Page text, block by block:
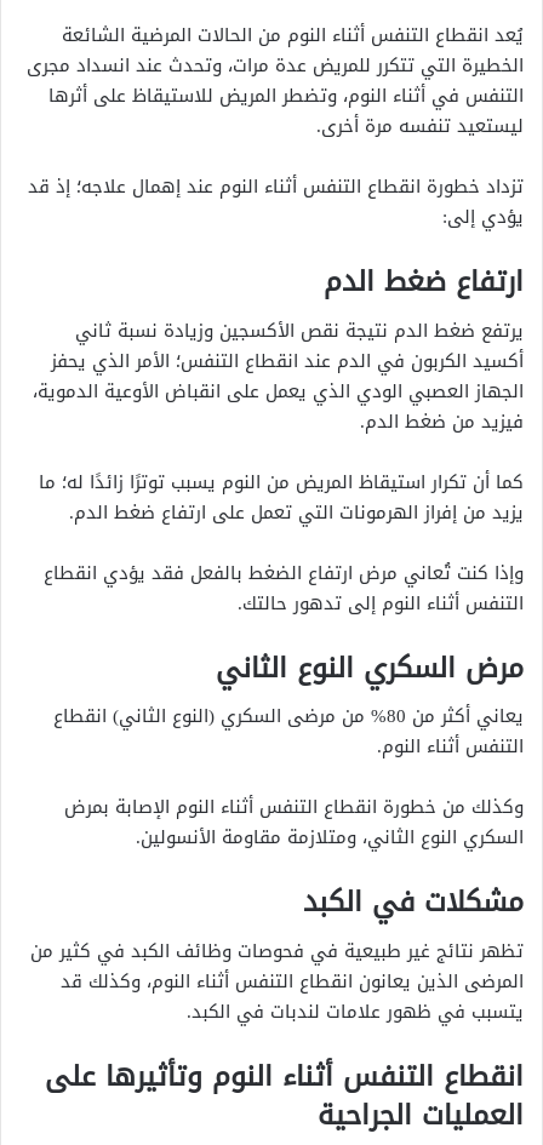
يُعد انقطاع التنفس أثناء النوم من الحالات المرضية الشائعة
الخطيرة التي تتكرر للمريض عدة مرات، وتحدث عند انسداد مجرى
التنفس في أثناء النوم، وتضطر المريض للاستيقاظ على أثرها
ليستعيد تنفسه مرة أخرى.
تزداد خطورة انقطاع التنفس أثناء النوم عند إهمال علاجه؛ إذ قد
يؤدي إلى:
ارتفاع ضغط الدم
يرتفع ضغط الدم نتيجة نقص الأكسجين وزيادة نسبة ثاني
أكسيد الكربون في الدم عند انقطاع التنفس؛ الأمر الذي يحفز
الجهاز العصبي الودي الذي يعمل على انقباض الأوعية الدموية،
فيزيد من ضغط الدم.
كما أن تكرار استيقاظ المريض من النوم يسبب توترًا زائدًا له؛ ما
يزيد من إفراز الهرمونات التي تعمل على ارتفاع ضغط الدم.
وإذا كنت تُعاني مرض ارتفاع الضغط بالفعل فقد يؤدي انقطاع
التنفس أثناء النوم إلى تدهور حالتك.
مرض السكري النوع الثاني
يعاني أكثر من 80% من مرضى السكري (النوع الثاني) انقطاع
التنفس أثناء النوم.
وكذلك من خطورة انقطاع التنفس أثناء النوم الإصابة بمرض
السكري النوع الثاني، ومتلازمة مقاومة الأنسولين.
مشكلات في الكبد
تظهر نتائج غير طبيعية في فحوصات وظائف الكبد في كثير من
المرضى الذين يعانون انقطاع التنفس أثناء النوم، وكذلك قد
يتسبب في ظهور علامات لندبات في الكبد.
انقطاع التنفس أثناء النوم وتأثيرها على
العمليات الجراحية